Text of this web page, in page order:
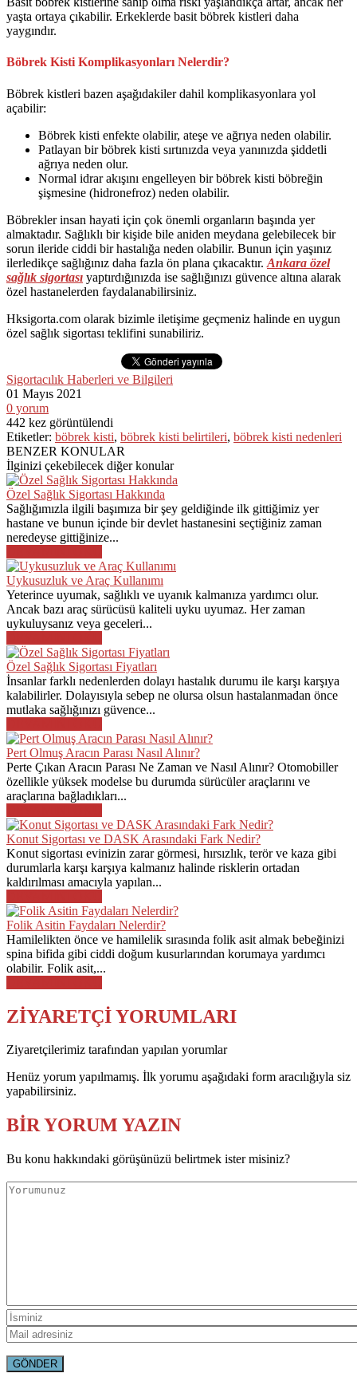
yaşta ortaya çıkabilir. Erkeklerde basit böbrek kistleri daha
yaygındır.
Böbrek Kisti Komplikasyonları Nelerdir?
Böbrek kistleri bazen aşağıdakiler dahil komplikasyonlara yol
açabilir:
Böbrek kisti enfekte olabilir, ateşe ve ağrıya neden olabilir.
Patlayan bir böbrek kisti sırtınızda veya yanınızda şiddetli
ağrıya neden olur.
Normal idrar akışını engelleyen bir böbrek kisti böbreğin
şişmesine (hidronefroz) neden olabilir.
Böbrekler insan hayati için çok önemli organların başında yer
almaktadır. Sağlıklı bir kişide bile aniden meydana gelebilecek bir
sorun ileride ciddi bir hastalığa neden olabilir. Bunun için yaşınız
ilerledikçe sağlığınız daha fazla ön plana çıkacaktır. Ankara özel
sağlık sigortası yaptırdığınızda ise sağlığınızı güvence altına alarak
özel hastanelerden faydalanabilirsiniz.
Hksigorta.com olarak bizimle iletişime geçmeniz halinde en uygun
özel sağlık sigortası teklifini sunabiliriz.
Sigortacılık Haberleri ve Bilgileri
01 Mayıs 2021
0 yorum
442 kez görüntülendi
Etiketler: böbrek kisti, böbrek kisti belirtileri, böbrek kisti nedenleri
BENZER KONULAR
İlginizi çekebilecek diğer konular
Özel Sağlık Sigortası Hakkında
Sağlığımızla ilgili başımıza bir şey geldiğinde ilk gittiğimiz yer
hastane ve bunun içinde bir devlet hastanesini seçtiğiniz zaman
neredeyse gittiğinize...
Uykusuzluk ve Araç Kullanımı
Yeterince uyumak, sağlıklı ve uyanık kalmanıza yardımcı olur.
Ancak bazı araç sürücüsü kaliteli uyku uyumaz. Her zaman
uykuluysanız veya geceleri...
Özel Sağlık Sigortası Fiyatları
İnsanlar farklı nedenlerden dolayı hastalık durumu ile karşı karşıya
kalabilirler. Dolayısıyla sebep ne olursa olsun hastalanmadan önce
mutlaka sağlığınızı güvence...
Pert Olmuş Aracın Parası Nasıl Alınır?
Perte Çıkan Aracın Parası Ne Zaman ve Nasıl Alınır? Otomobiller
özellikle yüksek modelse bu durumda sürücüler araçlarını ve
araçlarına bağladıkları...
Konut Sigortası ve DASK Arasındaki Fark Nedir?
Konut sigortası evinizin zarar görmesi, hırsızlık, terör ve kaza gibi
durumlarla karşı karşıya kalmanız halinde risklerin ortadan
kaldırılması amacıyla yapılan...
Folik Asitin Faydaları Nelerdir?
Hamilelikten önce ve hamilelik sırasında folik asit almak bebeğinizi
spina bifida gibi ciddi doğum kusurlarından korumaya yardımcı
olabilir. Folik asit,...
ZİYARETÇİ YORUMLARI
Ziyaretçilerimiz tarafından yapılan yorumlar
Henüz yorum yapılmamış. İlk yorumu aşağıdaki form aracılığıyla siz
yapabilirsiniz.
BİR YORUM YAZIN
Bu konu hakkındaki görüşünüzü belirtmek ister misiniz?